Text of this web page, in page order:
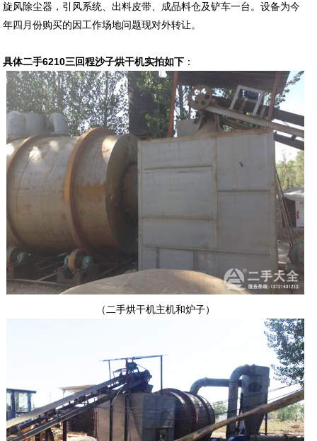
旋风除尘器，引风系统、出料皮带、成品料仓及铲车一台。设备为今
年四月份购买的因工作场地问题现对外转让。
具体二手6210三回程沙子烘干机实拍如下 ：
（二手烘干机主机和炉子）